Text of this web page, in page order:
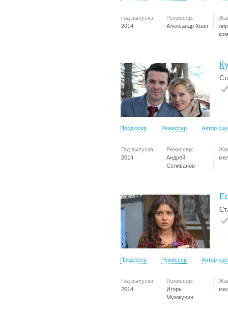
Год выпуска:
2014
Режиссер:
Александр Хван
Продюсер Режиссер Автор
Год выпуска:
2014
Режиссер:
Андрей
Селиванов
Продюсер Режиссер Автор
Год выпуска:
2014
Режиссер:
Игорь
Мужжухин